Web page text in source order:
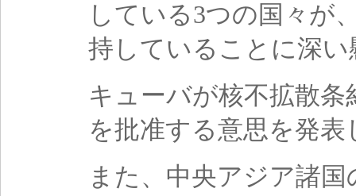
している3つの国々が
持していることに深
キューバが核不拡散
を批准する意思を発
また、中央アジア諸